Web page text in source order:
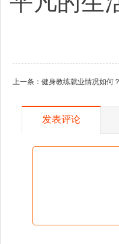
上一条： 健身教练就业情况如何？
发表评论